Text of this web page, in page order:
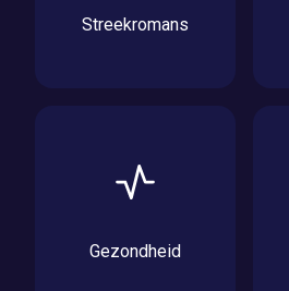
Streekromans
Gezondheid